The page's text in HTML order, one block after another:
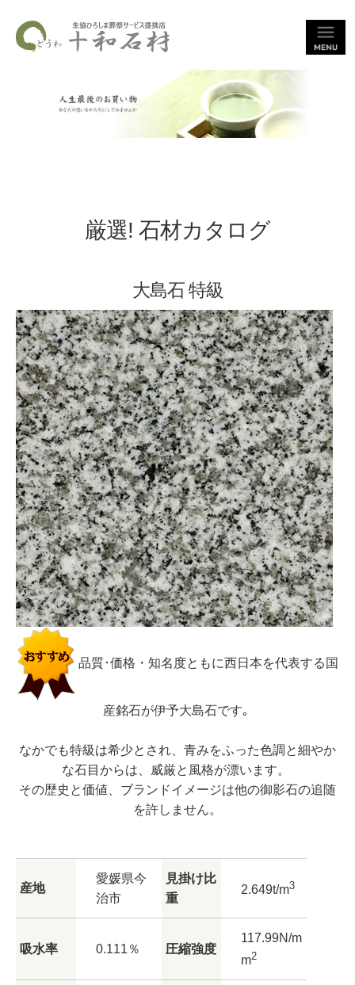
厳選! 石材カタログ
大島石 特級
品質･価格・知名度ともに西日本を代表する国
産銘石が伊予大島石です｡
なかでも特級は希少とされ、青みをふった色調と細やか
な石目からは、威厳と風格が漂います。
その歴史と価値、ブランドイメージは他の御影石の追随
を許しません。
産地
愛媛県今
治市
見掛け比
重
2.649t/m3
吸水率 0.111％ 圧縮強度
117.99N/m
m2